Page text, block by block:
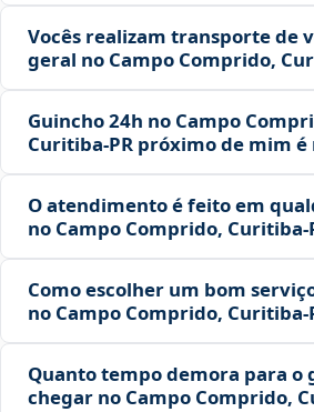
Vocês realizam transporte de
geral no Campo Comprido,
Guincho 24h no Campo
Curitiba‑PR próximo de mim
O atendimento é feito em
no Campo Comprido,
Como escolher um bom
no Campo Comprido,
Quanto tempo demora para o
chegar no Campo Comprido,